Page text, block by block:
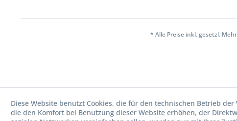
* Alle Preise inkl. gesetzl.
Diese Website benutzt Cookies, die für den technischen Betrieb
die den Komfort bei Benutzung dieser Website erhöhen, der